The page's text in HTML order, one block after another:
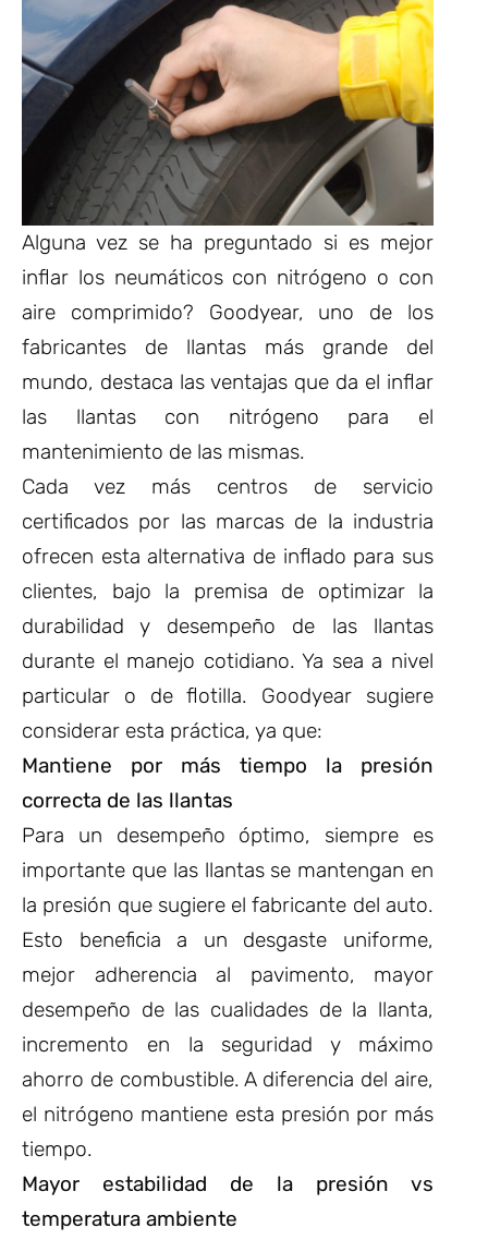
Alguna vez se ha preguntado si es mejor
inflar los neumáticos con nitrógeno o con
aire comprimido? Goodyear, uno de los
fabricantes de llantas más grande del
mundo, destaca las ventajas que da el inflar
las llantas con nitrógeno para el
mantenimiento de las mismas.
Cada vez más centros de servicio
certificados por las marcas de la industria
ofrecen esta alternativa de inflado para sus
clientes, bajo la premisa de optimizar la
durabilidad y desempeño de las llantas
durante el manejo cotidiano. Ya sea a nivel
particular o de flotilla. Goodyear sugiere
considerar esta práctica, ya que:
Mantiene por más tiempo la presión
correcta de las llantas
Para un desempeño óptimo, siempre es
importante que las llantas se mantengan en
la presión que sugiere el fabricante del auto.
Esto beneficia a un desgaste uniforme,
mejor adherencia al pavimento, mayor
desempeño de las cualidades de la llanta,
incremento en la seguridad y máximo
ahorro de combustible. A diferencia del aire,
el nitrógeno mantiene esta presión por más
tiempo.
Mayor estabilidad de la presión vs
temperatura ambiente